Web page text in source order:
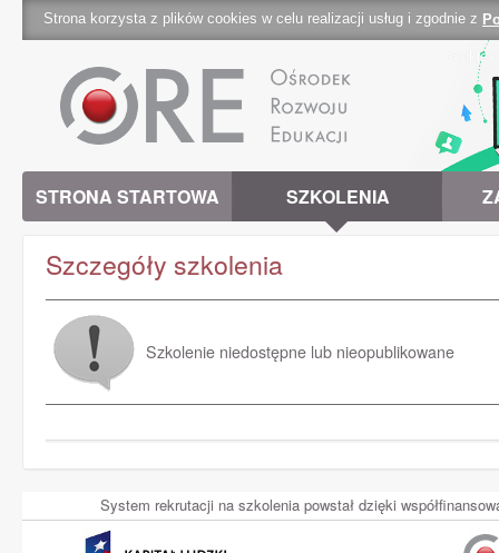
Strona korzysta z plików cookies w celu realizacji usług i zgodnie z
STRONA STARTOWA SZKOLENIA
Szczegóły szkolenia
Szkolenie niedostępne lub nieopublikowane
System rekrutacji na szkolenia powstał dzięki